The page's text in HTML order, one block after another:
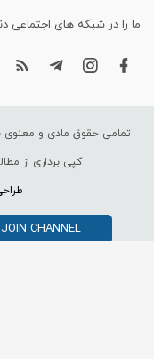
ما را در شبکه های اجتماعی
تمامی حقوق مادی و معنوی
کپی برداری از
JOIN CHANNEL